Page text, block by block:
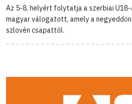
Az 5-8. helyért folytatja a szerbiai
magyar válogatott, amely a
szlovén csapattól.